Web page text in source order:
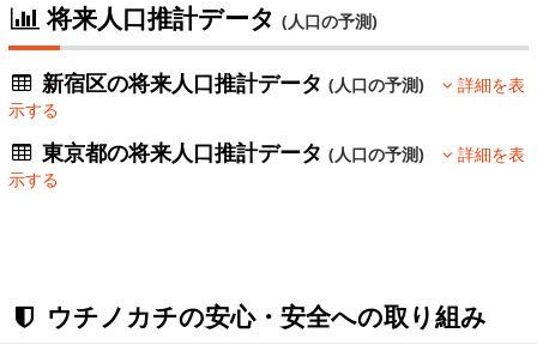
将来人口推計データ (人口の予測)
新宿区の将来人口推計データ(人口の予測)
詳細を表
示する
東京都の将来人口推計データ(人口の予測)
詳細を表
示する
ウチノカチの安心・安全への取り組み